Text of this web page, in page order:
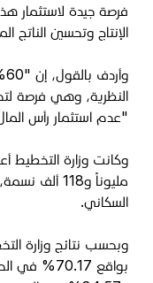
فرصة جيدة لاستثمار
الإنتاج وتحسين الناتج
النظرية، وهي فرصة
"عدم استثمار رأس
مليوناً و118
السكاني.
وبحسب نتائج وزارة